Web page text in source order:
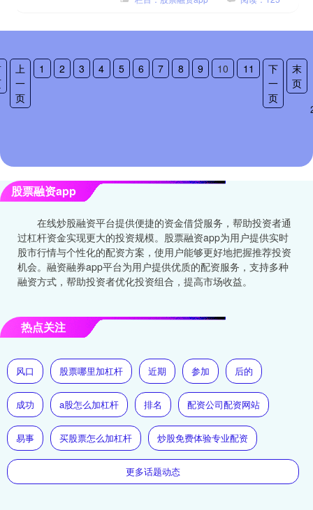
上
一
页
1 2 3 4 5 6 7 8 9 10 11
下
一
页
末
页
股票融资app
在线炒股融资平台提供便捷的资金借贷服务，帮助投资者通
过杠杆资金实现更大的投资规模。股票融资app为用户提供实时
股市行情与个性化的配资方案，使用户能够更好地把握推荐投资
机会。融资融券app平台为用户提供优质的配资服务，支持多种
融资方式，帮助投资者优化投资组合，提高市场收益。
热点关注
风口 股票哪里加杠杆 近期 参加 后的
成功 a股怎么加杠杆 排名 配资公司配资网站
易事 买股票怎么加杠杆 炒股免费体验专业配资
更多话题动态